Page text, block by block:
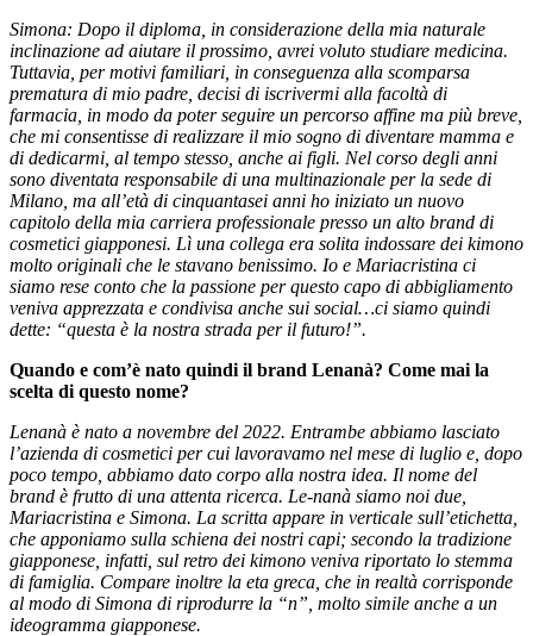
Simona: Dopo il diploma, in considerazione della mia naturale
inclinazione ad aiutare il prossimo, avrei voluto studiare medicina.
Tuttavia, per motivi familiari, in conseguenza alla scomparsa
prematura di mio padre, decisi di iscrivermi alla facoltà di
farmacia, in modo da poter seguire un percorso affine ma più breve,
che mi consentisse di realizzare il mio sogno di diventare mamma e
di dedicarmi, al tempo stesso, anche ai figli. Nel corso degli anni
sono diventata responsabile di una multinazionale per la sede di
Milano, ma all’età di cinquantasei anni ho iniziato un nuovo
capitolo della mia carriera professionale presso un alto brand di
cosmetici giapponesi. Lì una collega era solita indossare dei kimono
molto originali che le stavano benissimo. Io e Mariacristina ci
siamo rese conto che la passione per questo capo di abbigliamento
veniva apprezzata e condivisa anche sui social…ci siamo quindi
dette: “questa è la nostra strada per il futuro!”.
Quando e com’è nato quindi il brand Lenanà? Come mai la
scelta di questo nome?
Lenanà è nato a novembre del 2022. Entrambe abbiamo lasciato
l’azienda di cosmetici per cui lavoravamo nel mese di luglio e, dopo
poco tempo, abbiamo dato corpo alla nostra idea. Il nome del
brand è frutto di una attenta ricerca. Le-nanà siamo noi due,
Mariacristina e Simona. La scritta appare in verticale sull’etichetta,
che apponiamo sulla schiena dei nostri capi; secondo la tradizione
giapponese, infatti, sul retro dei kimono veniva riportato lo stemma
di famiglia. Compare inoltre la eta greca, che in realtà corrisponde
al modo di Simona di riprodurre la “n”, molto simile anche a un
ideogramma giapponese.